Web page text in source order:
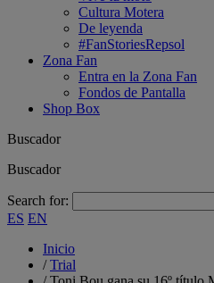
Cultura Motera
De leyenda
#FanStoriesRepsol
Zona Fan
Entra en la Zona Fan
Fondos de Pantalla
Shop Box
Buscador
Buscador
Search for:
ES EN
Inicio
/Trial